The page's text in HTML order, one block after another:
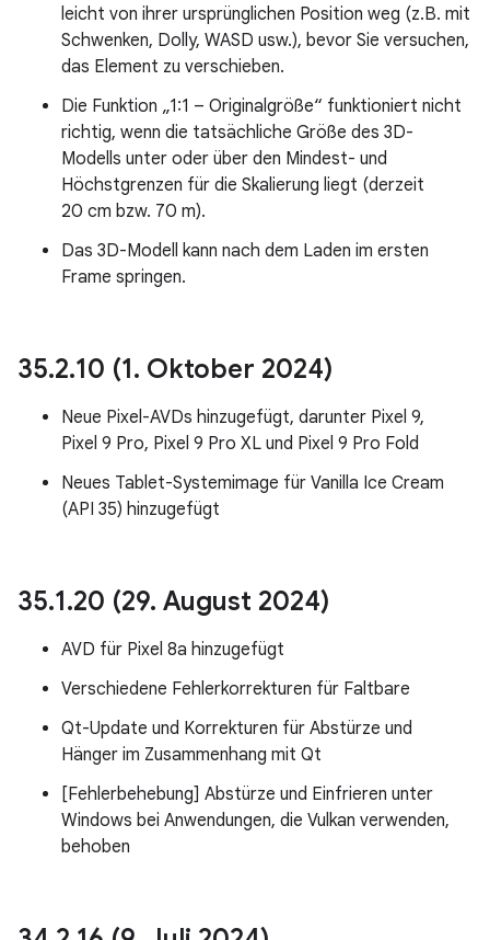
leicht von ihrer ursprünglichen Position weg (z.B. mit
Schwenken, Dolly, WASD usw.), bevor Sie versuchen,
das Element zu verschieben.
Die Funktion „1:1 – Originalgröße“ funktioniert nicht
richtig, wenn die tatsächliche Größe des 3D-
Modells unter oder über den Mindest- und
Höchstgrenzen für die Skalierung liegt (derzeit
20 cm bzw. 70 m).
Das 3D-Modell kann nach dem Laden im ersten
Frame springen.
35.2.10 (1. Oktober 2024)
Neue Pixel-AVDs hinzugefügt, darunter Pixel 9,
Pixel 9 Pro, Pixel 9 Pro XL und Pixel 9 Pro Fold
Neues Tablet-Systemimage für Vanilla Ice Cream
(API 35) hinzugefügt
35.1.20 (29. August 2024)
AVD für Pixel 8a hinzugefügt
Verschiedene Fehlerkorrekturen für Faltbare
Qt-Update und Korrekturen für Abstürze und
Hänger im Zusammenhang mit Qt
[Fehlerbehebung] Abstürze und Einfrieren unter
Windows bei Anwendungen, die Vulkan verwenden,
behoben